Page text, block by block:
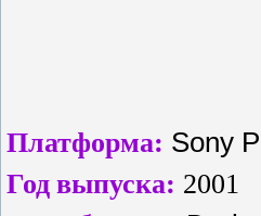
Платформа: Sony
Год выпуска: 2001